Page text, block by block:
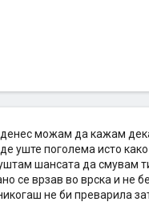
можам да кажам
уште поголема исто како
шансата да смувам
се врзав во врска и не
не би преварила